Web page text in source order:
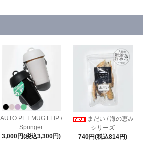
AUTO PET MUG FLIP /
Springer
3,000円(税込3,300円)
まだい / 海の恵み
シリーズ
740円(税込814円)